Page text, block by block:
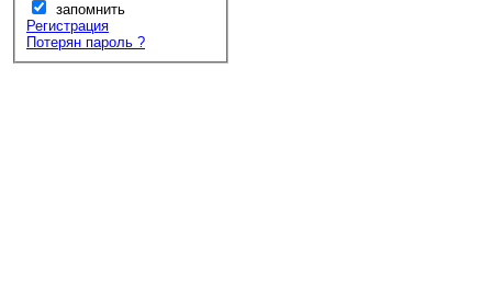
запомнить
Регистрация
Потерян пароль ?